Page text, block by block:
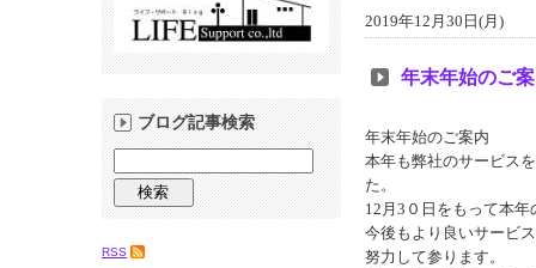
2019年12月30日(月)
年末年始のご
年末年始のご案内
本年も弊社のサービス
た。
12月3０日をもって本
今後もより良いサービ
努力して参ります。
ブログ記事検索
RSS